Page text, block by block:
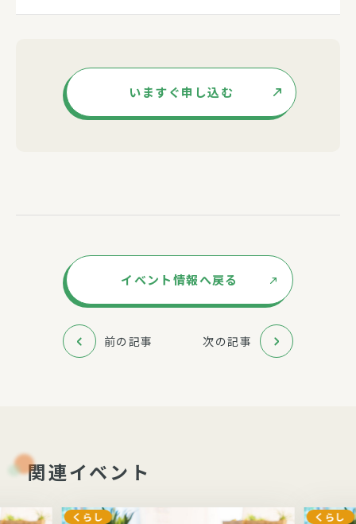
いますぐ申し込む
イベント情報へ戻る
前の記事 次の記事
関連イベント
くらし くらし